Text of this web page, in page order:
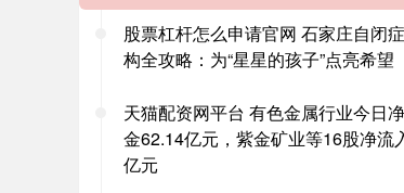
股票杠杆怎么申请官网 石家庄自闭
构全攻略：为“星星的孩子”点亮希望
天猫配资网平台 有色金属行业今日
金62.14亿元，紫金矿业等16股净流
亿元